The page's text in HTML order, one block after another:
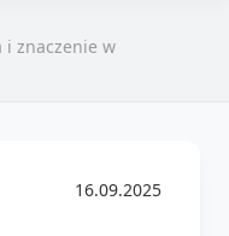
i znaczenie w
16.09.2025